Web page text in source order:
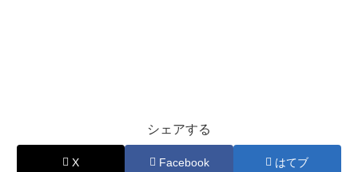
シェアする
X Facebook はてブ